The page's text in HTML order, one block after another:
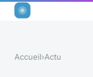
Accueil›Actu